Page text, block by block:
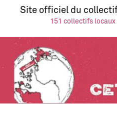
Site officiel du
151 collectifs locaux